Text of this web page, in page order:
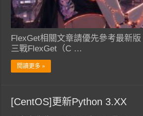
FlexGet相關文章請優先參考最新
三戰FlexGet（C …
閱讀更多 »
[CentOS]更新Python 3.XX